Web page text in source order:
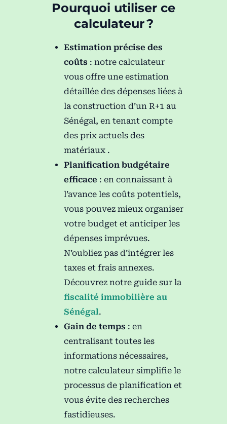
Pourquoi utiliser ce
calculateur ?
Estimation précise des
coûts :notre calculateur
vous offre une estimation
détaillée des dépenses liées à
la construction d’un R+1 au
Sénégal, en tenant compte
des prix actuels des
matériaux .
Planification budgétaire
efficace :en connaissant à
l’avance les coûts potentiels,
vous pouvez mieux organiser
votre budget et anticiper les
dépenses imprévues.
N’oubliez pas d’intégrer les
taxes et frais annexes.
Découvrez notre guide sur la
fiscalité immobilière au
Sénégal.
Gain de temps :en
centralisant toutes les
informations nécessaires,
notre calculateur simplifie le
processus de planification et
vous évite des recherches
fastidieuses.